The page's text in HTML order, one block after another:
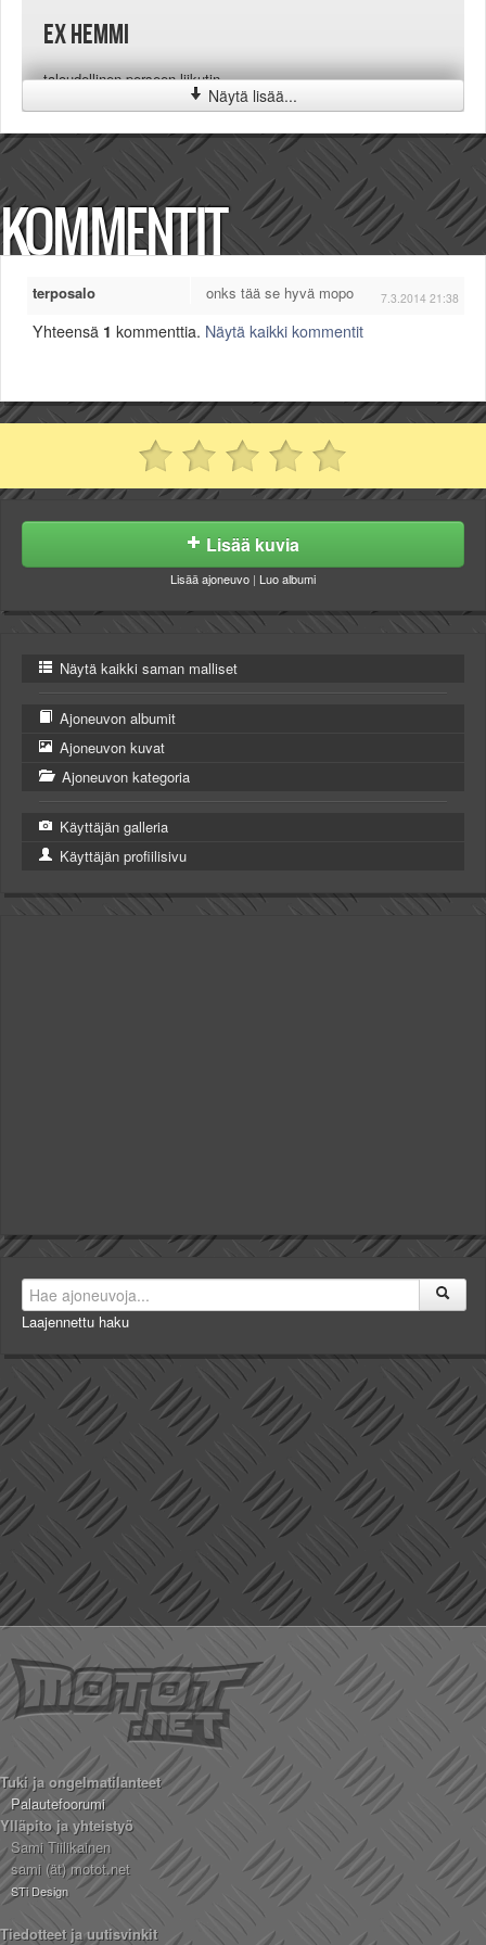
Näytä lisää...
ex hemmi
taloudellinen perseen liikutin
KOMMENTIT
terposalo onks tää se hyvä mopo 7.3.2014 21:38
Yhteensä 1 kommenttia. Näytä kaikki kommentit
Lisää kuvia
Lisää ajoneuvo | Luo albumi
Näytä kaikki saman malliset
Ajoneuvon albumit
Ajoneuvon kuvat
Ajoneuvon kategoria
Käyttäjän galleria
Käyttäjän profiilisivu
Laajennettu haku
Tuki ja ongelmatilanteet
Palautefoorumi
Ylläpito ja yhteistyö
Sami Tiilikainen
sami (ät) motot.net
STi Design
Tiedotteet ja uutisvinkit